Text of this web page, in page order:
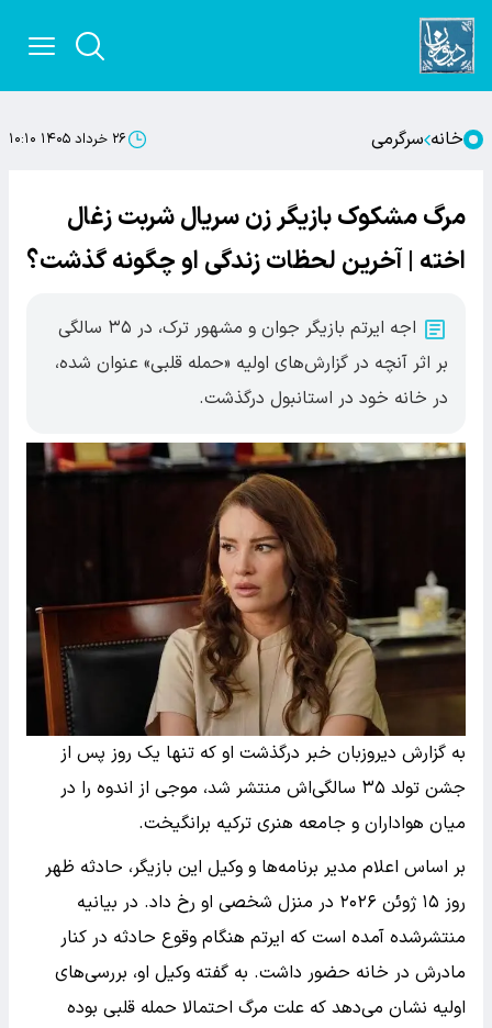
خانه سرگرمی ۲۶ خرداد ۱۴۰۵ ۱۰:۱۰
مرگ مشکوک بازیگر زن سریال شربت زغال
اخته | آخرین لحظات زندگی او چگونه گذشت؟
اجه ایرتم بازیگر جوان و مشهور ترک، در ۳۵ سالگی
بر اثر آنچه در گزارش‌های اولیه «حمله قلبی» عنوان شده،
در خانه خود در استانبول درگذشت.
به گزارش دیروزبان خبر درگذشت او که تنها یک روز پس از
جشن تولد ۳۵ سالگی‌اش منتشر شد، موجی از اندوه را در
میان هواداران و جامعه هنری ترکیه برانگیخت.
بر اساس اعلام مدیر برنامه‌ها و وکیل این بازیگر، حادثه ظهر
روز ۱۵ ژوئن ۲۰۲۶ در منزل شخصی او رخ داد. در بیانیه
منتشرشده آمده است که ایرتم هنگام وقوع حادثه در کنار
مادرش در خانه حضور داشت. به گفته وکیل او، بررسی‌های
اولیه نشان می‌دهد که علت مرگ احتمالا حمله قلبی بوده